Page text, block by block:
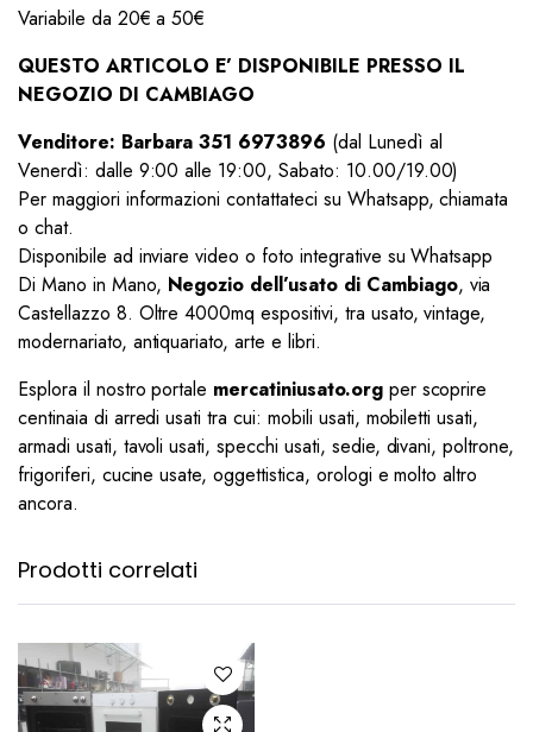
Variabile da 20€ a 50€
QUESTO ARTICOLO E’ DISPONIBILE PRESSO IL
NEGOZIO DI CAMBIAGO
Venditore: Barbara 351 6973896 (dal Lunedì al
Venerdì: dalle 9:00 alle 19:00, Sabato: 10.00/19.00)
Per maggiori informazioni contattateci su Whatsapp, chiamata
o chat.
Disponibile ad inviare video o foto integrative su Whatsapp
Di Mano in Mano, Negozio dell’usato di Cambiago, via
Castellazzo 8. Oltre 4000mq espositivi, tra usato, vintage,
modernariato, antiquariato, arte e libri.
Esplora il nostro portale mercatiniusato.orgper scoprire
centinaia di arredi usati tra cui: mobili usati, mobiletti usati,
armadi usati, tavoli usati, specchi usati, sedie, divani, poltrone,
frigoriferi, cucine usate, oggettistica, orologi e molto altro
ancora.
Prodotti correlati